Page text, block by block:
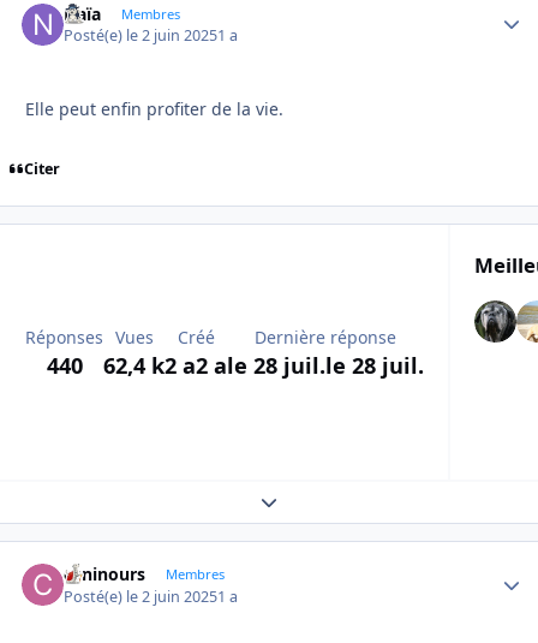
Naïa Membres
Posté(e) le 2 juin 20251 a
Elle peut enfin profiter de la vie.
Citer
Réponses
440
Vues
62,4 k
Créé
2 a2 a
Dernière réponse
le 28 juil.le 28 juil.
Expand topic overview
caninours Membres
Posté(e) le 2 juin 20251 a